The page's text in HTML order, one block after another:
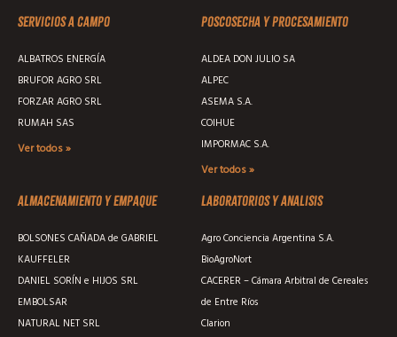
Servicios a campo
ALBATROS ENERGÍA
BRUFOR AGRO SRL
FORZAR AGRO SRL
RUMAH SAS
Ver todos »
Poscosecha y procesamiento
ALDEA DON JULIO SA
ALPEC
ASEMA S.A.
COIHUE
IMPORMAC S.A.
Ver todos »
Almacenamiento y empaque
BOLSONES CAÑADA de GABRIEL
KAUFFELER
DANIEL SORÍN e HIJOS SRL
EMBOLSAR
NATURAL NET SRL
Laboratorios y analisis
Agro Conciencia Argentina S.A.
BioAgroNort
CACERER – Cámara Arbitral de Cereales
de Entre Ríos
Clarion